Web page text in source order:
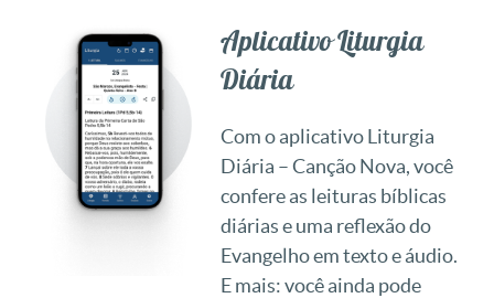
Aplicativo Liturgia
Diária
Com o aplicativo Liturgia
Diária – Canção Nova, você
confere as leituras bíblicas
diárias e uma reflexão do
Evangelho em texto e áudio.
E mais: você ainda pode